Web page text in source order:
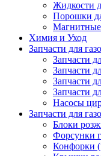
Жидкости
Порошки
Магнитные
Химия и Уход
Запчасти для
Запчасти
Запчасти
Запчасти
Запчасти
Насосы
Запчасти для
Блоки
Форсунки
Конфорки